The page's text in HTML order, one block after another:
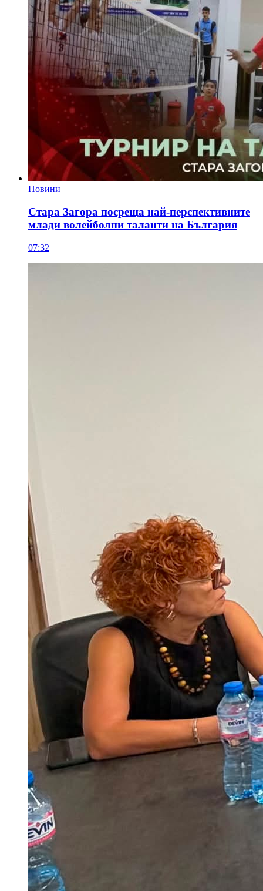
Новини
Стара Загора посреща най-перспективните
млади волейболни таланти на България
07:32